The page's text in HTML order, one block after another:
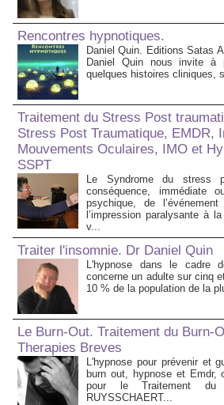
Rencontres hypnotiques.
Daniel Quin. Editions Satas
Daniel Quin nous invite à
quelques histoires cliniques,
Traitement du Stress Post
Stress Post Traumatique, EMDR,
Mouvements Oculaires, IMO et
SSPT
Le Syndrome du stress
conséquence, immédiate
psychique, de
l’impression paralysante à
v...
Traiter l'insomnie. Dr Daniel Quin
L'hypnose dans le cadre
concerne un adulte sur cinq
10 % de la population de la
Le Burn-Out. Traitement du Burn-
Therapies Breves
L'hypnose pour prévenir et
burn out, hypnose et Emdr,
pour le Traitement du
RUYSSCHAERT...